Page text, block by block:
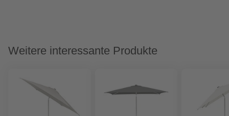
Weitere interessante Produkte